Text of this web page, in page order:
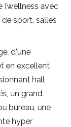
(wellness avec
sport, salles
d'une
en excellent
hall
un grand
bureau, une
hyper